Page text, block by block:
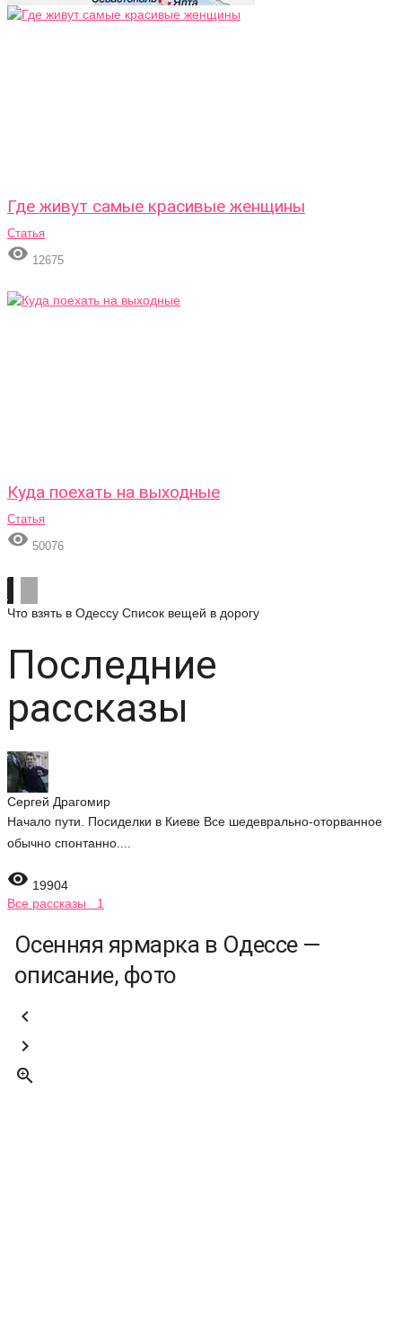
Где живут самые красивые женщины
Статья
 12675
Куда поехать на выходные
Статья
 50076
Что взять в Одессу Список вещей в дорогу
Последние
рассказы
Сергей Драгомир
Начало пути. Посиделки в Киеве Все шедеврально-оторванное
обычно спонтанно....
 19904
Все рассказы 1
Осенняя ярмарка в Одессе —
описание, фото


